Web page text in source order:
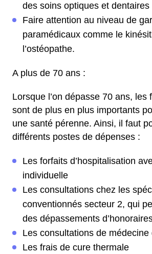
des soins optiques et dentaires
Faire attention au niveau de
paramédicaux comme le
l’ostéopathe.
A plus de 70 ans :
Lorsque l’on dépasse 70 ans, les
sont de plus en plus importants
une santé pérenne. Ainsi, il faut
différents postes de dépenses :
Les forfaits d’hospitalisation
individuelle
Les consultations chez les
conventionnés secteur 2, qui
des dépassements
Les consultations de médecine
Les frais de cure thermale